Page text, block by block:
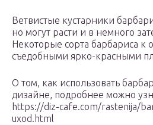
Ветвистые кустарники
но могут расти и в немного
Некоторые сорта барбариса к
съедобными ярко-красными
О том, как использовать
дизайне, подробнее можно
https://diz-cafe.com/rastenija/
uxod.html